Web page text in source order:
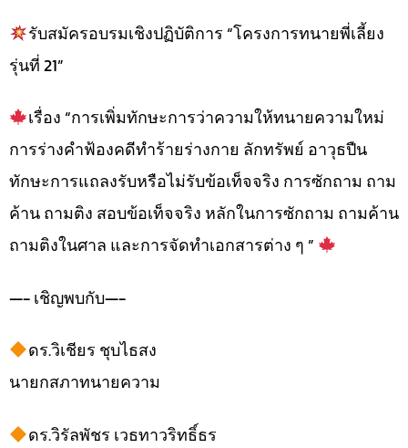
รับสมัครอบรมเชิงปฏิบัติการ “โครงการทนายพี่เลี้ยง
รุ่นที่ 21”
เรื่อง “การเพิ่มทักษะการว่าความให้ทนายความใหม่
การร่างคำฟ้องคดีทำร้ายร่างกาย ลักทรัพย์ อาวุธปืน
ทักษะการแถลงรับหรือไม่รับข้อเท็จจริง การซักถาม ถาม
ค้าน ถามติง สอบข้อเท็จจริง หลักในการซักถาม ถามค้าน
ถามติงในศาล และการจัดทำเอกสารต่าง ๆ ”
—- เชิญพบกับ—-
ดร.วิเชียร ชุบไธสง
นายกสภาทนายความ
ดร.วิรัลพัชร เวธทาวริทธิ์ธร